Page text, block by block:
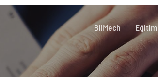
BilMech Eğitim